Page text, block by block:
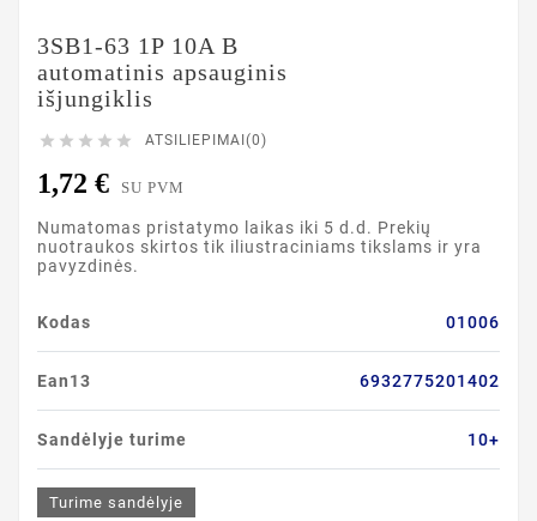
3SB1-63 1P 10A B
automatinis apsauginis
išjungiklis
     ATSILIEPIMAI(0)
1,72 € SU PVM
Numatomas pristatymo laikas iki 5 d.d. Prekių
nuotraukos skirtos tik iliustraciniams tikslams ir yra
pavyzdinės.
Kodas 01006
Ean13 6932775201402
Sandėlyje turime 10+
Turime sandėlyje